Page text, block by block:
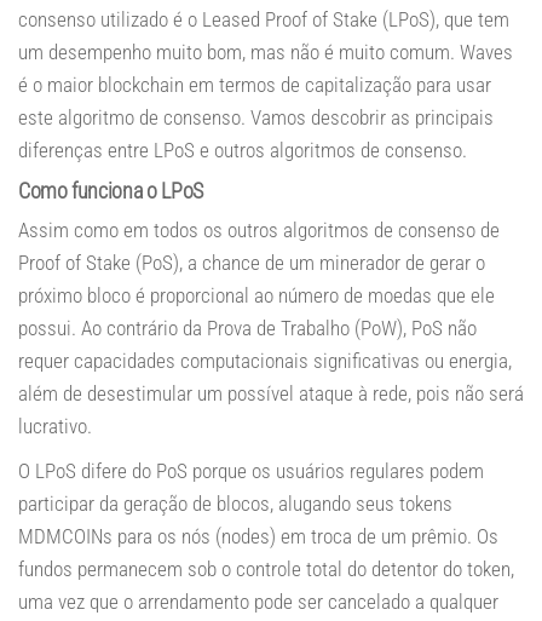
consenso utilizado é o Leased Proof of Stake (LPoS), que tem
um desempenho muito bom, mas não é muito comum. Waves
é o maior blockchain em termos de capitalização para usar
este algoritmo de consenso. Vamos descobrir as principais
diferenças entre LPoS e outros algoritmos de consenso.
Como funciona o LPoS
Assim como em todos os outros algoritmos de consenso de
Proof of Stake (PoS), a chance de um minerador de gerar o
próximo bloco é proporcional ao número de moedas que ele
possui. Ao contrário da Prova de Trabalho (PoW), PoS não
requer capacidades computacionais significativas ou energia,
além de desestimular um possível ataque à rede, pois não será
lucrativo.
O LPoS difere do PoS porque os usuários regulares podem
participar da geração de blocos, alugando seus tokens
MDMCOINs para os nós (nodes) em troca de um prêmio. Os
fundos permanecem sob o controle total do detentor do token,
uma vez que o arrendamento pode ser cancelado a qualquer